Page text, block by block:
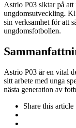
Astrio P03 siktar på
ungdomsutveckling.
sin verksamhet för att
ungdomsfotbollen.
Astrio P03 är en vital
sitt arbete med unga
nästa generation av
Share this article